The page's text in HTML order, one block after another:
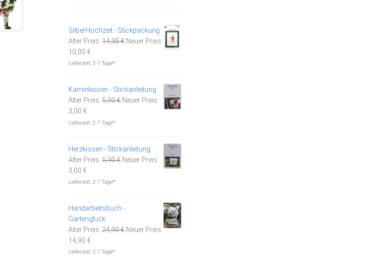
SilberHochzeit - Stickpackung
Alter Preis: 14,95€ Ursprünglicher
Neuer Preis:
10,00 €Aktueller
Preis
Lieferzeit:2-7 Tage*
Kaminkissen - Stickanleitung
Alter Preis: 5,90€ Ursprünglicher
Neuer Preis:
3,00 €Aktueller
Preis
Lieferzeit:2-7 Tage*
Herzkissen - Stickanleitung
Alter Preis: 5,90€ Ursprünglicher
Neuer Preis:
3,00 €Aktueller
Preis
Lieferzeit:2-7 Tage*
Handarbeitsbuch -
Gartenglück
Alter Preis: 24,90€ Ursprünglicher
Neuer Preis:
14,90 €Aktueller
Preis
Lieferzeit:2-7 Tage*